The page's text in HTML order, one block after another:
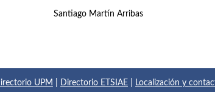
Santiago Martín Arribas
UPM Directorio ETSIAE Localización y